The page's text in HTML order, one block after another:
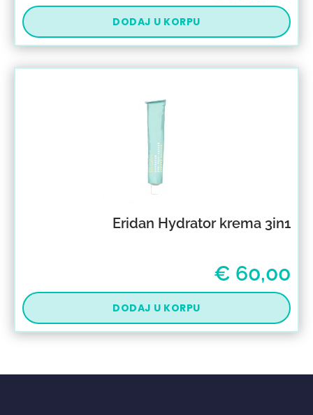
DODAJ U KORPU
Eridan Hydrator krema 3in1
€ 60,00
DODAJ U KORPU